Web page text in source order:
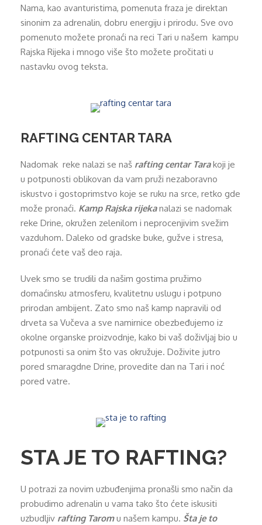
Nama, kao avanturistima, pomenuta fraza je direktan
sinonim za adrenalin, dobru energiju i prirodu. Sve ovo
pomenuto možete pronaći na reci Tari u našem kampu
Rajska Rijeka i mnogo više što možete pročitati u
nastavku ovog teksta.
RAFTING CENTAR TARA
Nadomak reke nalazi se naš rafting centar Tarakoji je
u potpunosti oblikovan da vam pruži nezaboravno
iskustvo i gostoprimstvo koje se ruku na srce, retko gde
može pronaći. Kamp Rajska rijekanalazi se nadomak
reke Drine, okružen zelenilom i neprocenjivim svežim
vazduhom. Daleko od gradske buke, gužve i stresa,
pronaći ćete vaš deo raja.
Uvek smo se trudili da našim gostima pružimo
domaćinsku atmosferu, kvalitetnu uslugu i potpuno
prirodan ambijent. Zato smo naš kamp napravili od
drveta sa Vučeva a sve namirnice obezbeđujemo iz
okolne organske proizvodnje, kako bi vaš doživljaj bio u
potpunosti sa onim što vas okružuje. Doživite jutro
pored smaragdne Drine, provedite dan na Tari i noć
pored vatre.
STA JE TO RAFTING?
U potrazi za novim uzbuđenjima pronašli smo način da
probudimo adrenalin u vama tako što ćete iskusiti
uzbudljiv rafting Taromu našem kampu. Šta je to